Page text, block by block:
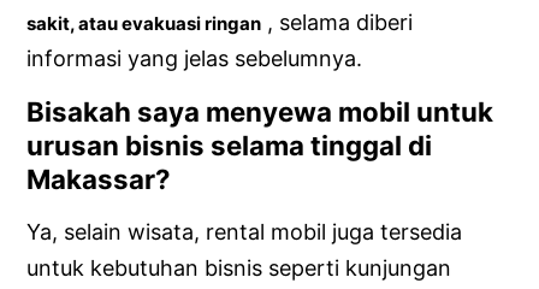
sakit, atau evakuasi ringan , selama diberi
informasi yang jelas sebelumnya.
Bisakah saya menyewa mobil untuk
urusan bisnis selama tinggal di
Makassar?
Ya, selain wisata, rental mobil juga tersedia
untuk kebutuhan bisnis seperti kunjungan